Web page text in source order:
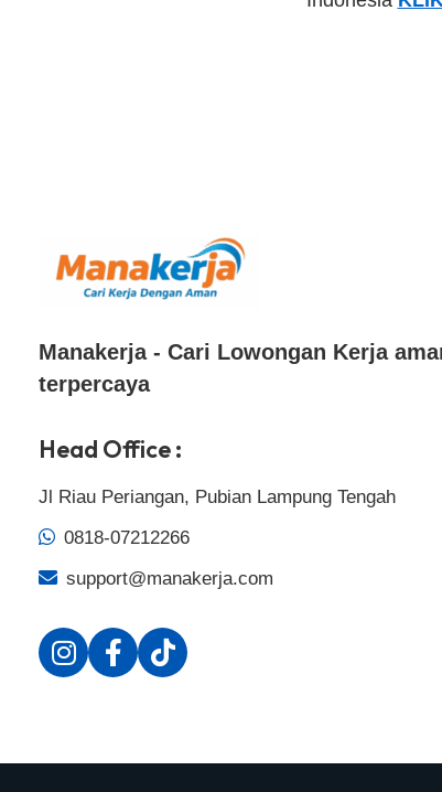
Manakerja - Cari Lowongan Kerja
terpercaya
Head Office :
Jl Riau Periangan, Pubian Lampung Tengah
0818-07212266
support@manakerja.com